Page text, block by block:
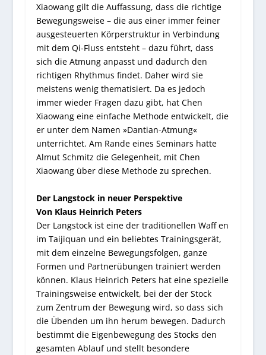
Xiaowang gilt die Auffassung, dass die richtige
Bewegungsweise – die aus einer immer feiner
ausgesteuerten Körperstruktur in Verbindung
mit dem Qi-Fluss entsteht – dazu führt, dass
sich die Atmung anpasst und dadurch den
richtigen Rhythmus findet. Daher wird sie
meistens wenig thematisiert. Da es jedoch
immer wieder Fragen dazu gibt, hat Chen
Xiaowang eine einfache Methode entwickelt, die
er unter dem Namen »Dantian-Atmung«
unterrichtet. Am Rande eines Seminars hatte
Almut Schmitz die Gelegenheit, mit Chen
Xiaowang über diese Methode zu sprechen.
Der Langstock in neuer Perspektive
Von Klaus Heinrich Peters
Der Langstock ist eine der traditionellen Waff en
im Taijiquan und ein beliebtes Trainingsgerät,
mit dem einzelne Bewegungsfolgen, ganze
Formen und Partnerübungen trainiert werden
können. Klaus Heinrich Peters hat eine spezielle
Trainingsweise entwickelt, bei der der Stock
zum Zentrum der Bewegung wird, so dass sich
die Übenden um ihn herum bewegen. Dadurch
bestimmt die Eigenbewegung des Stocks den
gesamten Ablauf und stellt besondere